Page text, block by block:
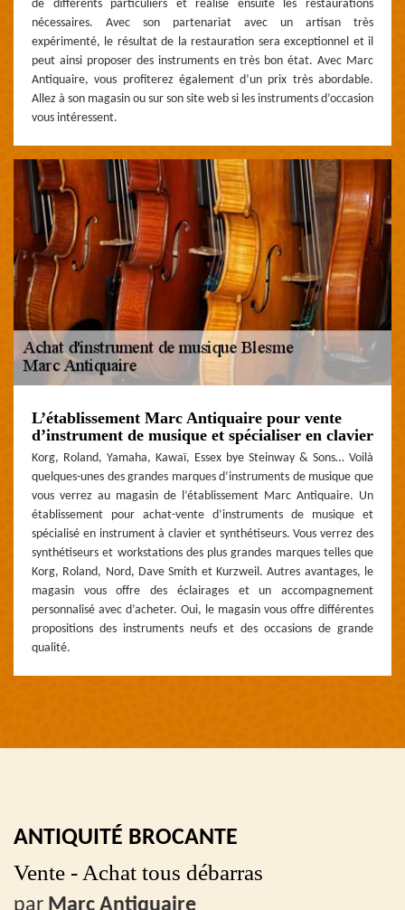
de différents particuliers et réalise ensuite les restaurations
nécessaires. Avec son partenariat avec un artisan très
expérimenté, le résultat de la restauration sera exceptionnel et il
peut ainsi proposer des instruments en très bon état. Avec Marc
Antiquaire, vous profiterez également d’un prix très abordable.
Allez à son magasin ou sur son site web si les instruments d’occasion
vous intéressent.
L’établissement Marc Antiquaire pour vente
d’instrument de musique et spécialiser en clavier
Korg, Roland, Yamaha, Kawaï, Essex bye Steinway & Sons… Voilà
quelques-unes des grandes marques d’instruments de musique que
vous verrez au magasin de l’établissement Marc Antiquaire. Un
établissement pour achat-vente d’instruments de musique et
spécialisé en instrument à clavier et synthétiseurs. Vous verrez des
synthétiseurs et workstations des plus grandes marques telles que
Korg, Roland, Nord, Dave Smith et Kurzweil. Autres avantages, le
magasin vous offre des éclairages et un accompagnement
personnalisé avec d’acheter. Oui, le magasin vous offre différentes
propositions des instruments neufs et des occasions de grande
qualité.
ANTIQUITÉ BROCANTE
Vente - Achat tous débarras
par Marc Antiquaire